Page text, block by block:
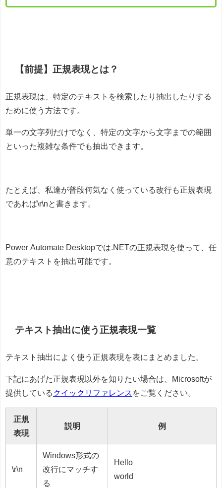
【前提】正規表現とは？
正規表現は、特定のテキストを検索したり抽出したりする
ために使う方法です。
単一の文字列だけでなく、特定の文字から文字までの範囲
といった複雑な条件でも抽出できます。
たとえば、私達が普段何気なく使っている改行も正規表現
であれば\r\nと書きます。
Power Automate Desktopでは.NETの正規表現を使って、任
意のテキストを抽出可能です。
テキスト抽出に使う正規表現一覧
テキスト抽出によく使う正規表現を表にまとめました。
下記にあげた正規表現以外を知りたい場合は、Microsoftが
提供している クイックリファレンス をご覧ください。
正規
表現
説明 例
\r\n
Windows形式の
改行にマッチす
る
Hello
world